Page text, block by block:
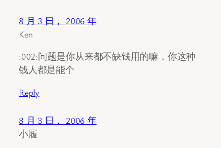
8 月 3 日， 2006 年
Ken
:002:问题是你从来都不缺钱用的嘛，你这种
钱人都是能个
Reply
8 月 3 日， 2006 年
小履